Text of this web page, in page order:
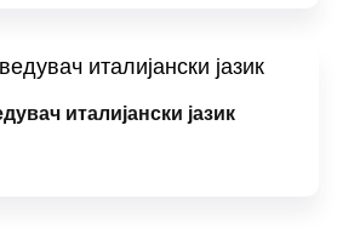
италијански јазик